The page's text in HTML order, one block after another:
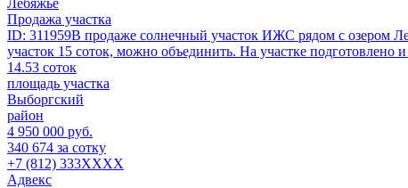
Продажа участка
ID: 311959В продаже солнечный участок ИЖС рядом с озером
участок 15 соток, можно объединить. На участке
14.53 соток
площадь участка
Выборгский
район
4 950 000 руб.
340 674 за сотку
+7 (812) 333XXXX
Адвекс